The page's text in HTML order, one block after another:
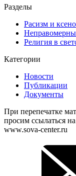
Разделы
Расизм и
Религия в
Категории
Новости
Публикации
Документы
При перепечатке
просим ссылаться
www.sova-center.ru